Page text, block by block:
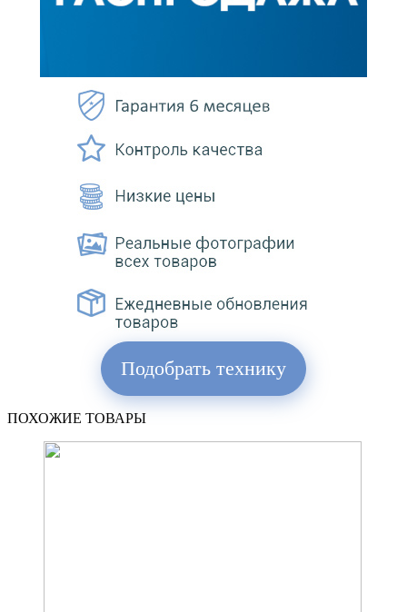
Подобрать технику
ПОХОЖИЕ ТОВАРЫ